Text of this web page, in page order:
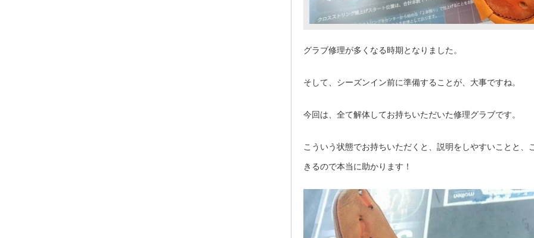
グラブ修理が多くなる時期となりました。
そして、シーズンイン前に準備することが、大事ですね。
今回は、全て解体してお持ちいただいた修理グラブです。
こういう状態でお持ちいただくと、説明をしやすいことと
きるので本当に助かります！